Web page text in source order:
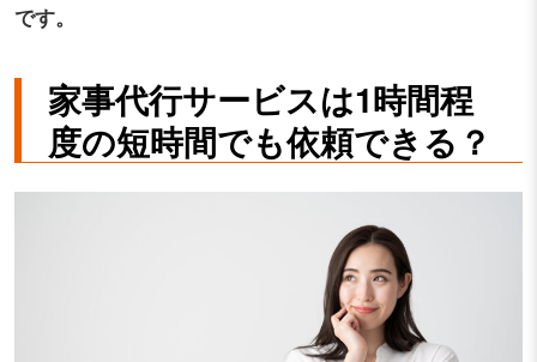
です。
家事代行サービスは1時間程
度の短時間でも依頼できる？